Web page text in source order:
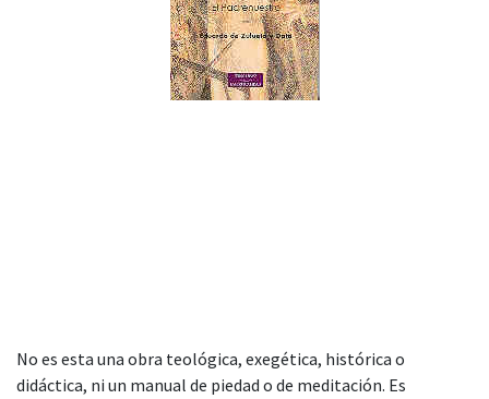
No es esta una obra teológica, exegética, histórica o
didáctica, ni un manual de piedad o de meditación. Es